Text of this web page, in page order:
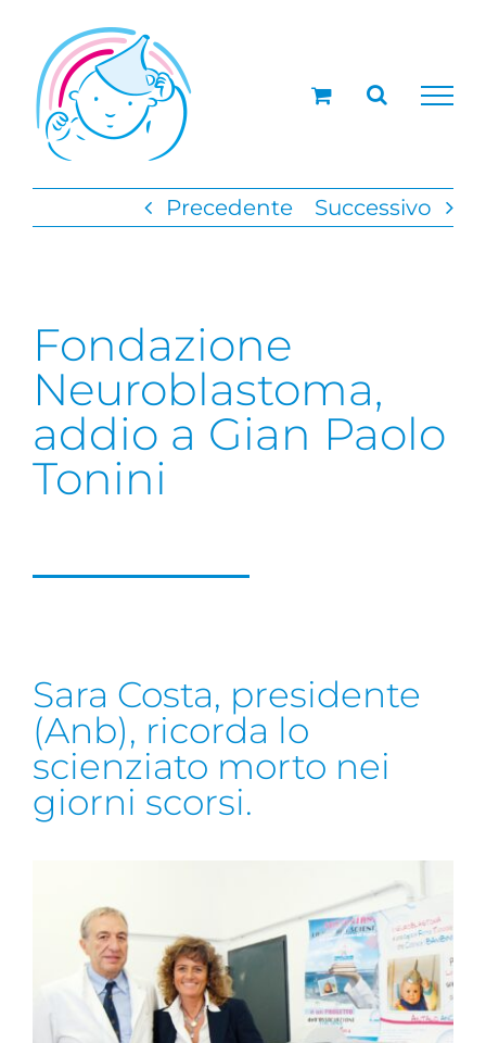
contenuto
Precedente Successivo
Fondazione
Neuroblastoma,
addio a Gian Paolo
Tonini
Sara Costa, presidente
(Anb), ricorda lo
scienziato morto nei
giorni scorsi.